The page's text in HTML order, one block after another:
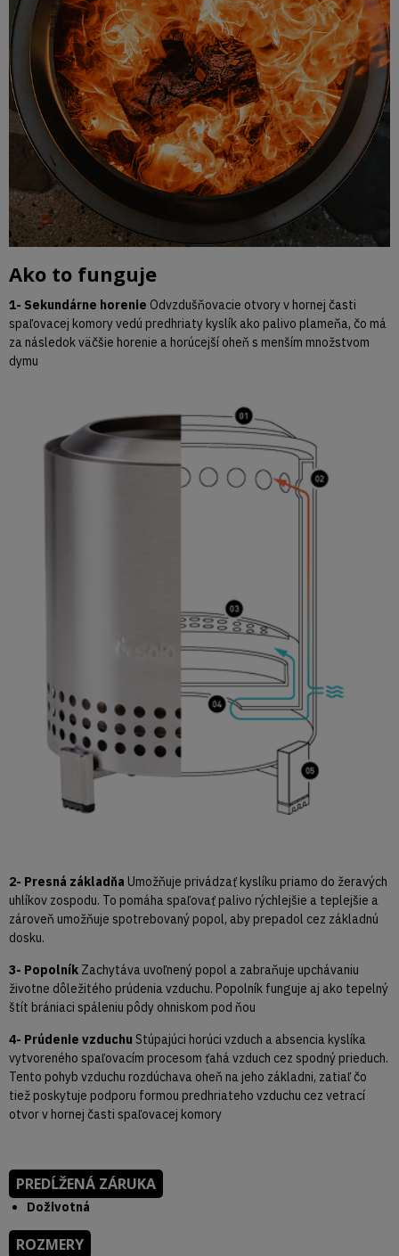
Ako to funguje
1- Sekundárne horenie Odvzdušňovacie otvory v hornej časti
spaľovacej komory vedú predhriaty kyslík ako palivo plameňa, čo má
za následok väčšie horenie a horúcejší oheň s menším množstvom
dymu
2- Presná základňa Umožňuje privádzať kyslíku priamo do žeravých
uhlíkov zospodu. To pomáha spaľovať palivo rýchlejšie a teplejšie a
zároveň umožňuje spotrebovaný popol, aby prepadol cez základnú
dosku.
3- Popolník Zachytáva uvoľnený popol a zabraňuje upchávaniu
životne dôležitého prúdenia vzduchu. Popolník funguje aj ako tepelný
štít brániaci spáleniu pôdy ohniskom pod ňou
4- Prúdenie vzduchu Stúpajúci horúci vzduch a absencia kyslíka
vytvoreného spaľovacím procesom ťahá vzduch cez spodný prieduch.
Tento pohyb vzduchu rozdúchava oheň na jeho základni, zatiaľ čo
tiež poskytuje podporu formou predhriateho vzduchu cez vetrací
otvor v hornej časti spaľovacej komory
PREDĹŽENÁ ZÁRUKA
Doživotná
ROZMERY